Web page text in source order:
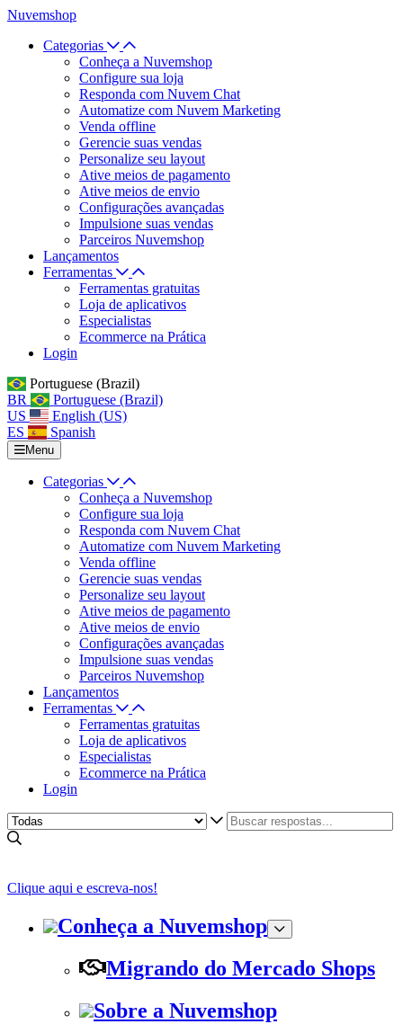
Nuvemshop
Categorias
Conheça a Nuvemshop
Configure sua loja
Responda com Nuvem Chat
Automatize com Nuvem Marketing
Venda offline
Gerencie suas vendas
Personalize seu layout
Ative meios de pagamento
Ative meios de envio
Configurações avançadas
Impulsione suas vendas
Parceiros Nuvemshop
Lançamentos
Ferramentas
Ferramentas gratuitas
Loja de aplicativos
Especialistas
Ecommerce na Prática
Login
Portuguese (Brazil)
BR
Portuguese (Brazil)
US
English (US)
ES
Spanish
Menu
Categorias
Conheça a Nuvemshop
Configure sua loja
Responda com Nuvem Chat
Automatize com Nuvem Marketing
Venda offline
Gerencie suas vendas
Personalize seu layout
Ative meios de pagamento
Ative meios de envio
Configurações avançadas
Impulsione suas vendas
Parceiros Nuvemshop
Lançamentos
Ferramentas
Ferramentas gratuitas
Loja de aplicativos
Especialistas
Ecommerce na Prática
Login
Clique aqui e escreva-nos!
Conheça a Nuvemshop
Migrando do Mercado Shops
Sobre a Nuvemshop